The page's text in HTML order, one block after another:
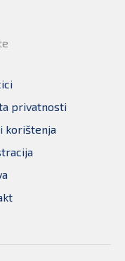
privatnosti
korištenja